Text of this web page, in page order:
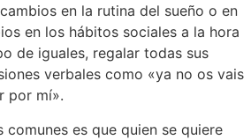
en la rutina del sueño o en
en los hábitos sociales a la hora
de iguales, regalar todas sus
verbales como «ya no os vais
por mí».
es que quien se quiere